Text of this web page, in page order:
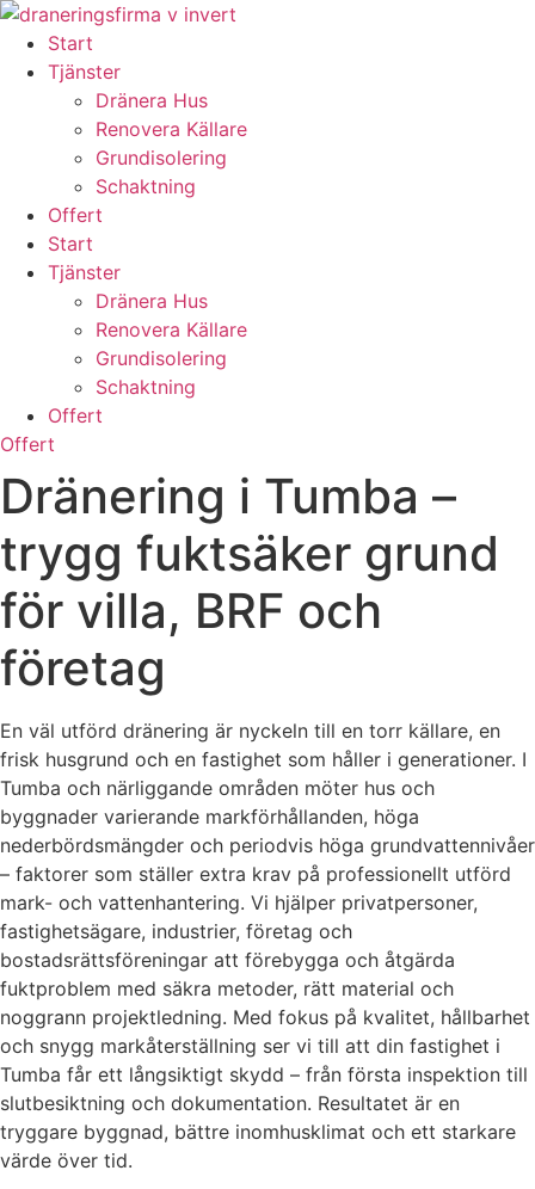
Skip
content
Start
Tjänster
Dränera Hus
Renovera Källare
Grundisolering
Schaktning
Offert
Start
Tjänster
Dränera Hus
Renovera Källare
Grundisolering
Schaktning
Offert
Offert
Dränering i Tumba –
trygg fuktsäker grund
för villa, BRF och
företag
En väl utförd dränering är nyckeln till en torr källare, en
frisk husgrund och en fastighet som håller i generationer. I
Tumba och närliggande områden möter hus och
byggnader varierande markförhållanden, höga
nederbördsmängder och periodvis höga grundvattennivåer
– faktorer som ställer extra krav på professionellt utförd
mark- och vattenhantering. Vi hjälper privatpersoner,
fastighetsägare, industrier, företag och
bostadsrättsföreningar att förebygga och åtgärda
fuktproblem med säkra metoder, rätt material och
noggrann projektledning. Med fokus på kvalitet, hållbarhet
och snygg markåterställning ser vi till att din fastighet i
Tumba får ett långsiktigt skydd – från första inspektion till
slutbesiktning och dokumentation. Resultatet är en
tryggare byggnad, bättre inomhusklimat och ett starkare
värde över tid.